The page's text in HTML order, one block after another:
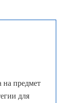
на предмет
для